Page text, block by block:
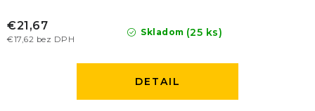
Skladom (25 ks)
€17,62 bez DPH
€21,67
DETAIL